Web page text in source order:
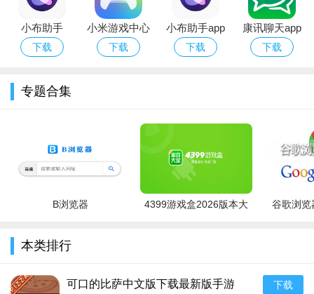
小布助手
(Breeno)app
版
下载
小米游戏中心
下载官方下载
下载
小布助手app
下载安装2026
下载
康讯聊天app
免费下载最新
下载
专题合集
B浏览器
4399游戏盒2026版本大
谷歌浏览
本类排行
可口的比萨中文版下载最新版手游
下载